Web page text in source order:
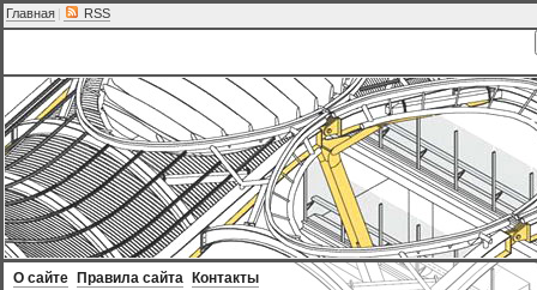
Главная | RSS
О сайте Правила сайта Контакты